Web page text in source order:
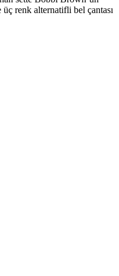
renk alternatifli bel çantası